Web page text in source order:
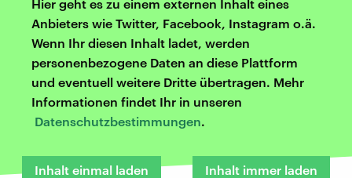
Hier geht es zu einem externen Inhalt eines
Anbieters wie Twitter, Facebook, Instagram o.ä.
Wenn Ihr diesen Inhalt ladet, werden
personenbezogene Daten an diese Plattform
und eventuell weitere Dritte übertragen. Mehr
Informationen findet Ihr in unseren
Datenschutzbestimmungen.
Inhalt einmal laden Inhalt immer laden